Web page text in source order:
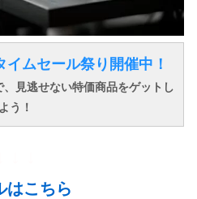
ムセール祭り開催中！
見逃せない特価商品をゲットし
よう！
はこちら